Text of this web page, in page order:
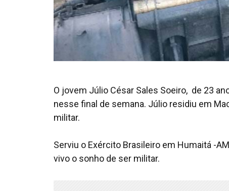
O jovem Júlio César Sales Soeiro, de 23
nesse final de semana. Júlio residiu em
militar.
Serviu o Exército Brasileiro em Humaitá -
vivo o sonho de ser militar.